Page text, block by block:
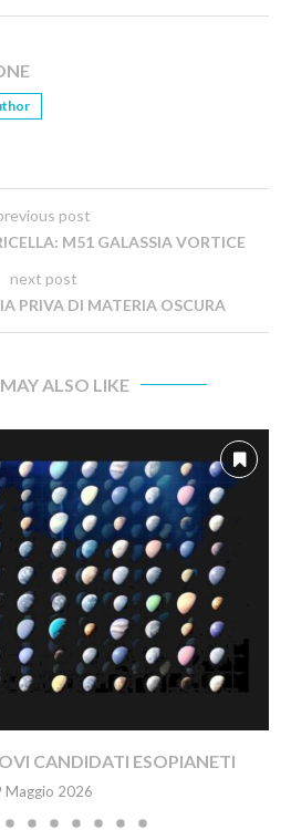
post
M51 GALASSIA VORTICE
next post
PRIVA DI MATERIA OSCURA
ALSO LIKE
CANDIDATI ESOPIANETI
Maggio 2026